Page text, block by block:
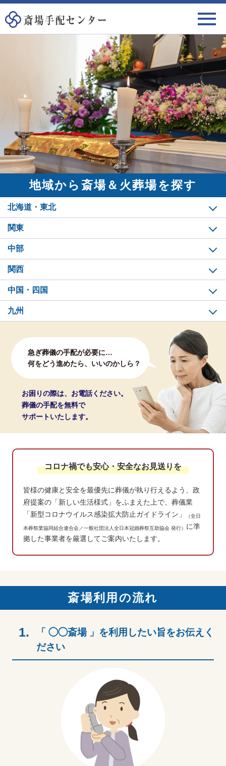
地域から斎場＆火葬場を探す
北海道・東北
関東
中部
関西
中国・四国
九州
急ぎ葬儀の手配が必要に…
何をどう進めたら、いいのかしら？
お困りの際は、お電話ください。
葬儀の手配を無料で
サポートいたします。
コロナ禍でも安心・安全なお見送りを
皆様の健康と安全を最優先に葬儀が執り行えるよう、政
府提案の「新しい生活様式」をふまえた上で、葬儀業
「新型コロナウイルス感染拡大防止ガイドライン」
（全日
本葬祭業協同組合連合会／一般社団法人全日本冠婚葬祭互助協会 発行）
に準
拠した事業者を厳選してご案内いたします。
斎場利用の流れ
1.
「 ◯◯斎場 」を利用したい旨をお伝えく
ださい